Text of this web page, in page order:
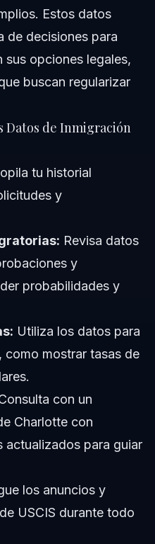
Estos datos
de decisiones para
sus opciones legales,
buscan regularizar
Datos de Inmigración
tu historial
y
Revisa datos
y
probabilidades y
Utiliza los datos para
como mostrar tasas de
con un
Charlotte con
actualizados para guiar
los anuncios y
USCIS durante todo